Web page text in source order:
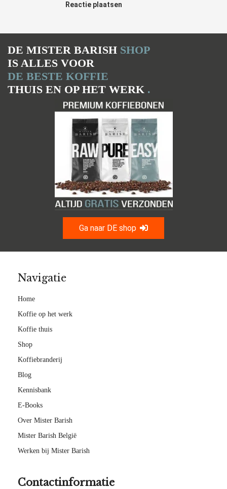
Reactie plaatsen
DE MISTER BARISH SHOP
IS ALLES VOOR
DE BESTE KOFFIE
THUIS EN OP HET WERK .
Ga naar DE shop
Navigatie
Home
Koffie op het werk
Koffie thuis
Shop
Koffiebranderij
Blog
Kennisbank
E-Books
Over Mister Barish
Mister Barish België
Werken bij Mister Barish
Contactinformatie